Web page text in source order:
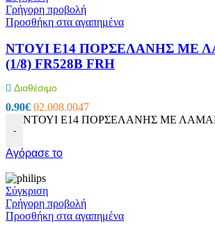
Γρήγορη προβολή
Προσθήκη στα αγαπημένα
ΝΤΟΥΙ E14 ΠΟΡΣΕΛΑΝΗΣ ΜΕ
(1/8) FR528B FRH
Διαθέσιμο
0.90€ 02.008.0047
-
ΝΤΟΥΙ E14 ΠΟΡΣΕΛΑΝΗΣ ΜΕ ΛΑΜΑΚΙ
Αγόρασε το
Σύγκριση
Γρήγορη προβολή
Προσθήκη στα αγαπημένα